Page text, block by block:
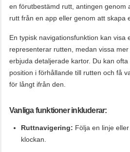
en förutbestämd rutt, antingen genom
rutt från en app eller genom att skapa
En typisk navigationsfunktion kan visa
representerar rutten, medan vissa
erbjuda detaljerade kartor. Du kan
position i förhållande till rutten och få
för långt ifrån den.
Vanliga funktioner inkluderar:
Ruttnavigering: Följa en linje
klockan.